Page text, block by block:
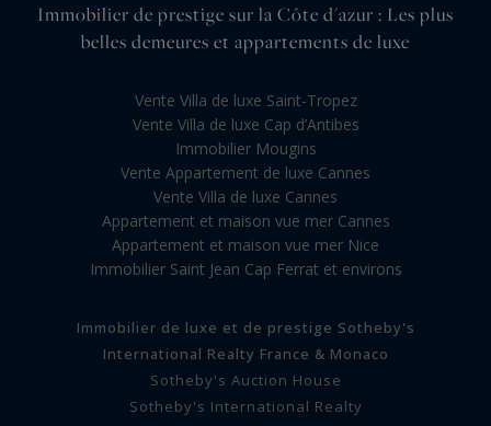
Immobilier de prestige sur la Côte d'azur : Les plus
belles demeures et appartements de luxe
Vente Villa de luxe Saint-Tropez
Vente Villa de luxe Cap d’Antibes
Immobilier Mougins
Vente Appartement de luxe Cannes
Vente Villa de luxe Cannes
Appartement et maison vue mer Cannes
Appartement et maison vue mer Nice
Immobilier Saint Jean Cap Ferrat et environs
Immobilier de luxe et de prestige Sotheby's
International Realty France & Monaco
Sotheby's Auction House
Sotheby's International Realty